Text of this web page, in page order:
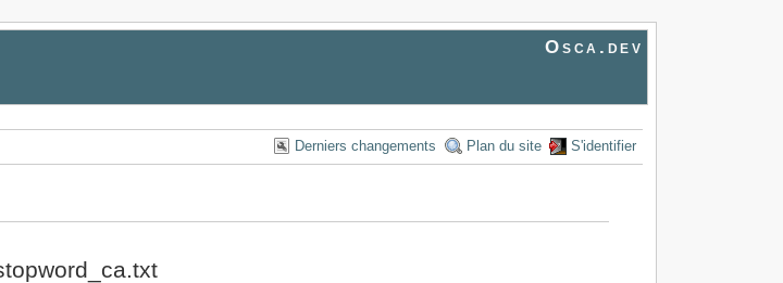
Osca.dev
Derniers changements Plan du site S'identifier